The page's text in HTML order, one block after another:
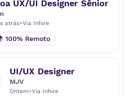
UX/UI Designer Sênior
atrás•Via Inhire
100% Remoto
UI/UX Designer
MJV
Ontem•Via Inhire